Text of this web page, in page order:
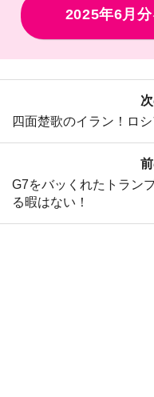
2025年6月
G7をバッくれたトラン
る暇はない！
四面楚歌のイラン！ロ